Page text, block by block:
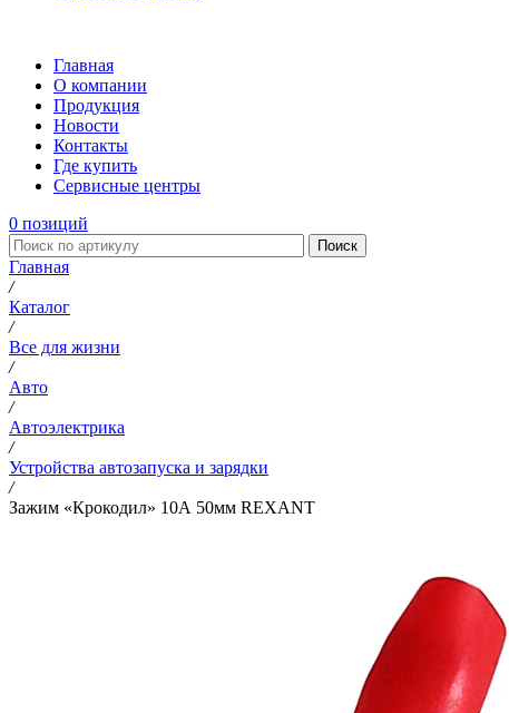
Главная
О компании
Продукция
Новости
Контакты
Где купить
Сервисные центры
0 позиций
Поиск
Главная
/
Каталог
/
Все для жизни
/
Авто
/
Автоэлектрика
/
Устройства автозапуска и зарядки
/
Зажим «Крокодил» 10А 50мм REXANT